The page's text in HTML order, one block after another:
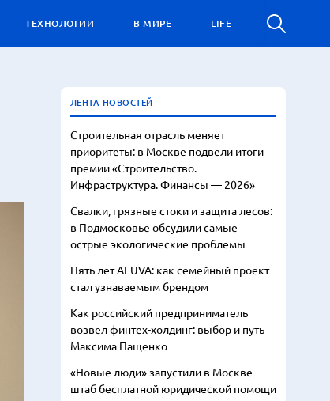
ТЕХНОЛОГИИ В МИРЕ LIFE
ЛЕНТА НОВОСТЕЙ
Строительная отрасль меняет
приоритеты: в Москве подвели итоги
премии «Строительство.
Инфраструктура. Финансы — 2026»
Свалки, грязные стоки и защита лесов:
в Подмосковье обсудили самые
острые экологические проблемы
Пять лет AFUVA: как семейный проект
стал узнаваемым брендом
Как российский предприниматель
возвел финтех-холдинг: выбор и путь
Максима Пащенко
«Новые люди» запустили в Москве
штаб бесплатной юридической помощи